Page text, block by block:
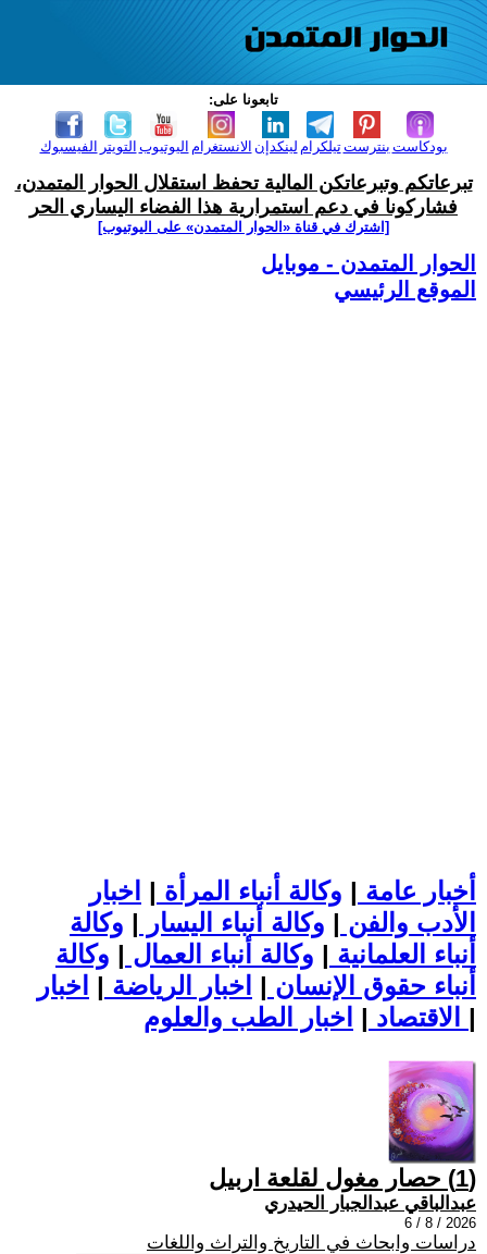
تابعونا على:
الفيسبوك التويتر اليوتيوب الانستغرام لينكدإن تيلكرامبنترست بودكاست
تبرعاتكم وتبرعاتكن المالية تحفظ استقلال الحوار المتمدن،
فشاركونا في دعم استمرارية هذا الفضاء اليساري الحر
[اشترك في قناة ‫«الحوار المتمدن» على اليوتيوب]
الحوار المتمدن - موبايل
الموقع الرئيسي
أخبار عامة | وكالة أنباء المرأة | اخبار
الأدب والفن | وكالة أنباء اليسار | وكالة
أنباء العلمانية | وكالة أنباء العمال | وكالة
أنباء حقوق الإنسان | اخبار الرياضة | اخبار
الاقتصاد | |
(1) حصار مغول لقلعة اربيل
عبدالباقي عبدالجبار الحيدري
2026 / 8 / 6
دراسات وابحاث في التاريخ والتراث واللغات